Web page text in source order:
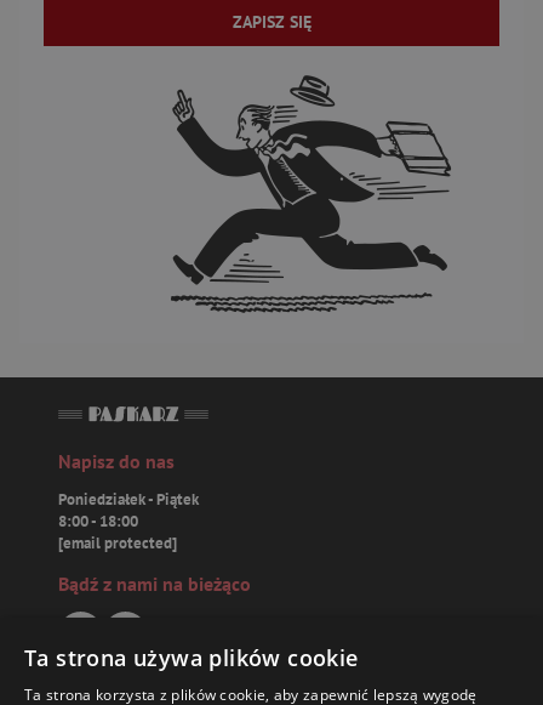
ZAPISZ SIĘ
Napisz do nas
Poniedziałek - Piątek
8:00 - 18:00
[email protected]
Bądź z nami na bieżąco
Ta strona używa plików cookie
Ta strona korzysta z plików cookie, aby zapewnić lepszą wygodę